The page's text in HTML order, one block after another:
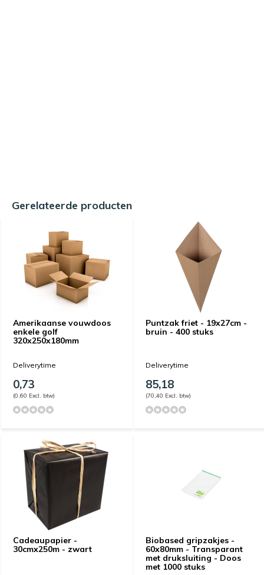
Gerelateerde producten
Amerikaanse vouwdoos
enkele golf
320x250x180mm
Deliverytime
0,73
(0,60 Excl. btw)
Puntzak friet - 19x27cm -
bruin - 400 stuks
Deliverytime
85,18
(70,40 Excl. btw)
Cadeaupapier -
30cmx250m - zwart
Biobased gripzakjes -
60x80mm - Transparant
met druksluiting - Doos
met 1000 stuks